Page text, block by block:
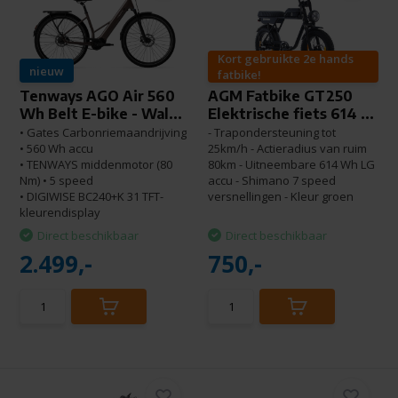
nieuw
Tenways AGO Air 560
Wh Belt E-bike - Wal...
• Gates Carbonriemaandrijving
• 560 Wh accu
• TENWAYS middenmotor (80
Nm) • 5 speed
• DIGIWISE BC240+K 31 TFT-
kleurendisplay
Direct beschikbaar
2.499,-
Kort gebruikte 2e hands
fatbike!
AGM Fatbike GT250
Elektrische fiets 614 ...
- Trapondersteuning tot
25km/h - Actieradius van ruim
80km - Uitneembare 614 Wh LG
accu - Shimano 7 speed
versnellingen - Kleur groen
Direct beschikbaar
750,-